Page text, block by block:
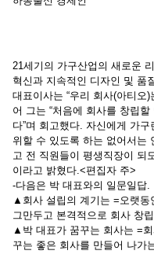
21세기의 가구산업의 새로운
혁신과 지속적인 디자인 및 품
대표이사는 “우리 회사(아티오
어 그는 “처음에 회사를 창립
다”며 회고했다. 자신에게 가
위할 수 있도록 하는 없어서는
고 전 직원들이 평생직장이 되
이라고 밝혔다.<편집자 주>
-다음은 박 대표와의 일문일답.
▲회사 설립의 계기는 =오랫동
그만두고 본격적으로 회사 창
▲박 대표가 꿈꾸는 회사는 =
꾸는 좋은 회사를 만들어 나가